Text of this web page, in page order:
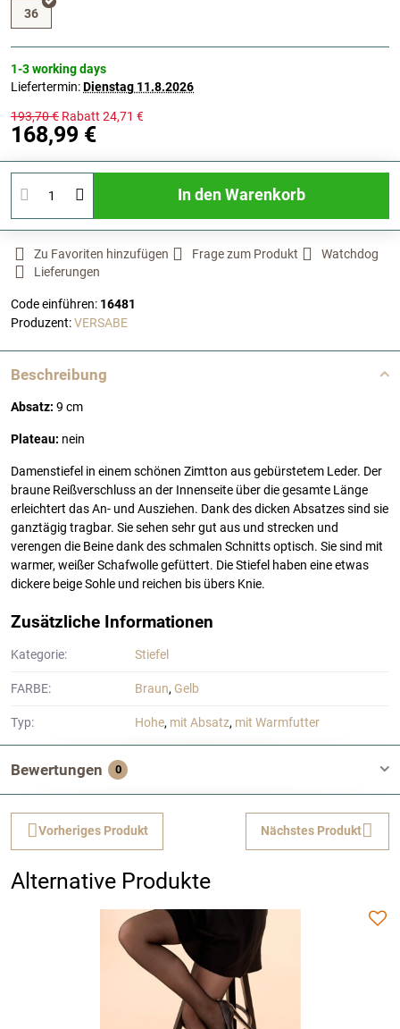
36
1-3 working days
Liefertermin:Dienstag 11.8.2026
193,70 € Rabatt 24,71 €
168,99 €
In den Warenkorb
Zu Favoriten hinzufügen Frage zum Produkt
Watchdog
Lieferungen
Code einführen: 16481
Produzent:VERSABE
Beschreibung
Absatz: 9 cm
Plateau: nein
Damenstiefel in einem schönen Zimtton aus gebürstetem Leder. Der
braune Reißverschluss an der Innenseite über die gesamte Länge
erleichtert das An- und Ausziehen. Dank des dicken Absatzes sind sie
ganztägig tragbar. Sie sehen sehr gut aus und strecken und
verengen die Beine dank des schmalen Schnitts optisch. Sie sind mit
warmer, weißer Schafwolle gefüttert. Die Stiefel haben eine etwas
dickere beige Sohle und reichen bis übers Knie.
Zusätzliche Informationen
Kategorie: Stiefel
FARBE: Braun, Gelb
Typ: Hohe, mit Absatz, mit Warmfutter
Bewertungen 0
Vorheriges Produkt Nächstes Produkt
Alternative Produkte